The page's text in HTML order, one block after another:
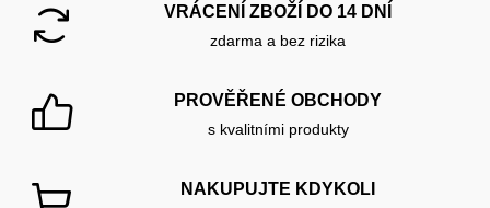
VRÁCENÍ ZBOŽÍ DO 14 DNÍ
zdarma a bez rizika
PROVĚŘENÉ OBCHODY
s kvalitními produkty
NAKUPUJTE KDYKOLI